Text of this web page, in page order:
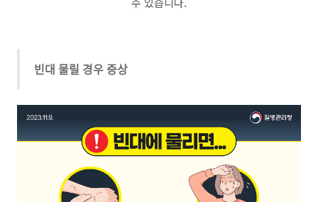
빈대 물릴 경우 증상